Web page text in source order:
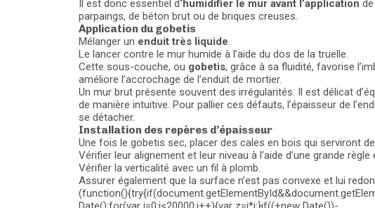
Il est donc essentiel d‘humidifier le mur avant l’application
parpaings, de béton brut ou de briques creuses.
Application du gobetis
Mélanger un enduit très liquide.
Le lancer contre le mur humide à l’aide du dos de la truelle.
Cette sous-couche, ou gobetis, grâce à sa fluidité, favorise
améliore l’accrochage de l’enduit de mortier.
Un mur brut présente souvent des irrégularités. Il est délicat
de manière intuitive. Pour pallier ces défauts, l’épaisseur de
se détacher.
Installation des repères d’épaisseur
Une fois le gobetis sec, placer des cales en bois qui serviront de
Vérifier leur alignement et leur niveau à l’aide d’une grande
Vérifier la verticalité avec un fil à plomb.
Assurer également que la surface n’est pas convexe et lui